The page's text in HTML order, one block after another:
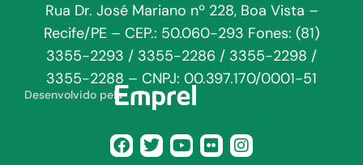
Rua Dr. José Mariano nº 228, Boa Vista –
Recife/PE – CEP.: 50.060-293 Fones: (81)
3355-2293 / 3355-2286 / 3355-2298 /
3355-2288 – CNPJ: 00.397.170/0001-51
Desenvolvido pela